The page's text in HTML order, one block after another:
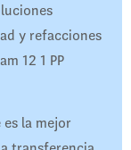
y refacciones
12 1 PP
la mejor